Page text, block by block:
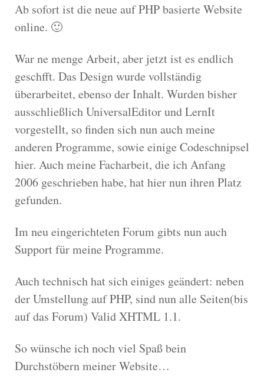
Ab sofort ist die neue auf PHP basierte Website
online. 🙂
War ne menge Arbeit, aber jetzt ist es endlich
geschfft. Das Design wurde vollständig
überarbeitet, ebenso der Inhalt. Wurden bisher
ausschließlich UniversalEditor und LernIt
vorgestellt, so finden sich nun auch meine
anderen Programme, sowie einige Codeschnipsel
hier. Auch meine Facharbeit, die ich Anfang
2006 geschrieben habe, hat hier nun ihren Platz
gefunden.
Im neu eingerichteten Forum gibts nun auch
Support für meine Programme.
Auch technisch hat sich einiges geändert: neben
der Umstellung auf PHP, sind nun alle Seiten(bis
auf das Forum) Valid XHTML 1.1.
So wünsche ich noch viel Spaß bein
Durchstöbern meiner Website…